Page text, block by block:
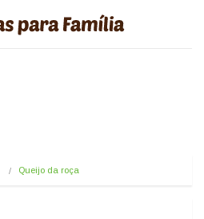
Queijo da roça